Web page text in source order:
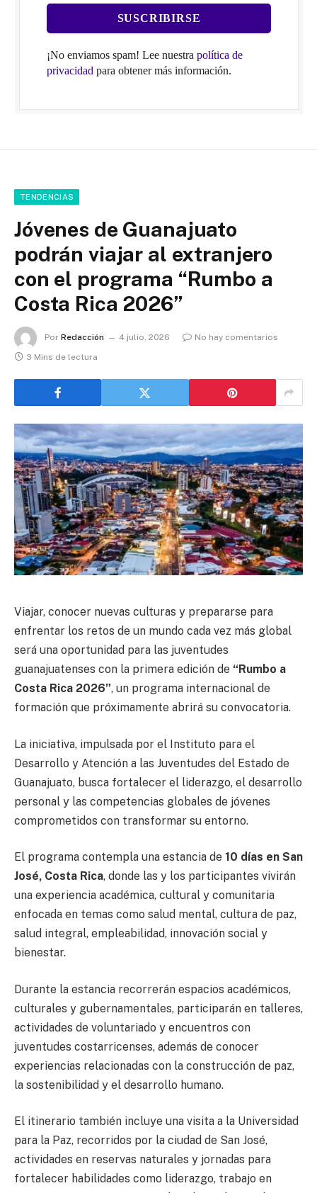
¡No enviamos spam! Lee nuestra política de
privacidad para obtener más información.
TENDENCIAS
Jóvenes de Guanajuato
podrán viajar al extranjero
con el programa “Rumbo a
Costa Rica 2026”
Por Redacción 4 julio, 2026
No hay comentarios
3 Mins de lectura
Viajar, conocer nuevas culturas y prepararse para
enfrentar los retos de un mundo cada vez más global
será una oportunidad para las juventudes
guanajuatenses con la primera edición de “Rumbo a
Costa Rica 2026”, un programa internacional de
formación que próximamente abrirá su convocatoria.
La iniciativa, impulsada por el Instituto para el
Desarrollo y Atención a las Juventudes del Estado de
Guanajuato, busca fortalecer el liderazgo, el desarrollo
personal y las competencias globales de jóvenes
comprometidos con transformar su entorno.
El programa contempla una estancia de 10 días en San
José, Costa Rica, donde las y los participantes vivirán
una experiencia académica, cultural y comunitaria
enfocada en temas como salud mental, cultura de paz,
salud integral, empleabilidad, innovación social y
bienestar.
Durante la estancia recorrerán espacios académicos,
culturales y gubernamentales, participarán en talleres,
actividades de voluntariado y encuentros con
juventudes costarricenses, además de conocer
experiencias relacionadas con la construcción de paz,
la sostenibilidad y el desarrollo humano.
El itinerario también incluye una visita a la Universidad
para la Paz, recorridos por la ciudad de San José,
actividades en reservas naturales y jornadas para
fortalecer habilidades como liderazgo, trabajo en